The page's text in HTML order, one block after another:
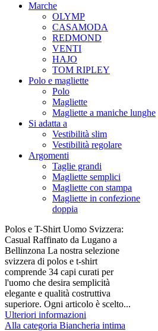
Marche
OLYMP
CASAMODA
REDMOND
VENTI
HAJO
TOM RIPLEY
Polo e magliette
Polo
Magliette
Magliette a maniche lunghe
Si adatta a
Vestibilità slim
Vestibilità regolare
Argomenti
Taglie grandi
Magliette semplici
Magliette con stampa
Magliette in confezione
doppia
Polos e T-Shirt Uomo Svizzera:
Casual Raffinato da Lugano a
Bellinzona La nostra selezione
svizzera di polos e t-shirt
comprende 34 capi curati per
l'uomo che desira semplicità
elegante e qualità costruttiva
superiore. Ogni articolo è scelto...
Ulteriori informazioni
Alla categoria Biancheria intima